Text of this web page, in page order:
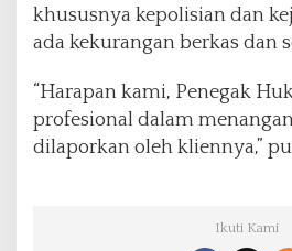
khususnya kepolisian dan
ada kekurangan berkas dan
“Harapan kami, Penegak
profesional dalam
dilaporkan oleh kliennya,”
Ikuti Kami